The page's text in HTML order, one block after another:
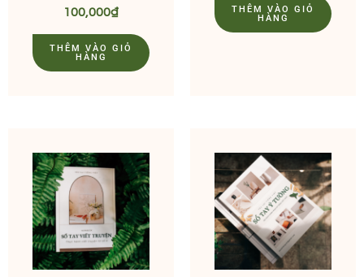
100,000₫
THÊM VÀO GIỎ
HÀNG
THÊM VÀO GIỎ
HÀNG